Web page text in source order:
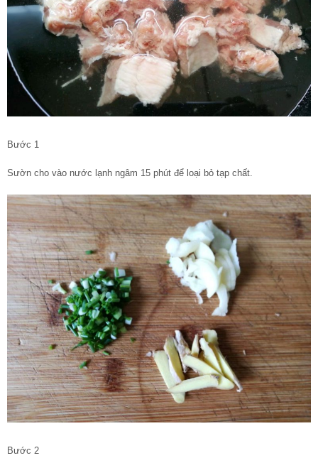
Bước 1
Sườn cho vào nước lạnh ngâm 15 phút để loại bỏ tạp chất.
Bước 2